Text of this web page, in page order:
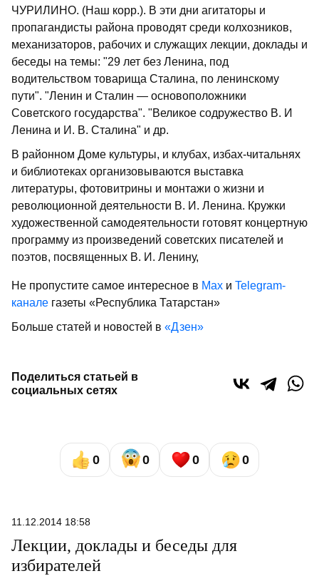
ЧУРИЛИНО. (Наш корр.). В эти дни агитаторы и
пропагандисты района проводят среди колхозников,
механизаторов, рабочих и служащих лекции, доклады и
беседы на темы: "29 лет без Ленина, под
водительством товарища Сталина, по ленинскому
пути". "Ленин и Сталин — основоположники
Советского государства". "Великое содружество В. И
Ленина и И. В. Сталина" и др.
В районном Доме культуры, и клубах, избах-читальнях
и библиотеках организовываются выставка
литературы, фотовитрины и монтажи о жизни и
революционной деятельности В. И. Ленина. Кружки
художественной самодеятельности готовят концертную
программу из произведений советских писателей и
поэтов, посвященных В. И. Ленину,
Не пропустите самое интересное в Max и Telegram-
канале газеты «Республика Татарстан»
Больше статей и новостей в «Дзен»
Поделиться статьей в
социальных сетях
0 0 0 0
11.12.2014 18:58
Лекции, доклады и беседы для
избирателей